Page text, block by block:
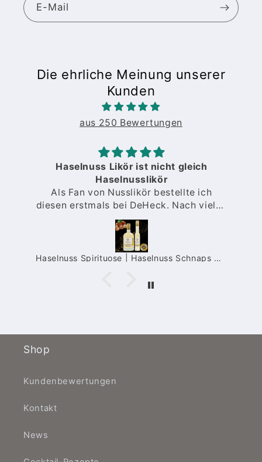
E-Mail
Die ehrliche Meinung unserer
Kunden
aus 250 Bewertungen
Haselnuss Likör ist nicht gleich
Haselnusslikör
Als Fan von Nusslikör bestellte ich
diesen erstmals bei DeHeck. Nach vielen
Proben anderer Sorten von
verschiedenen Anbietern stellte ich fest,
dass manche zu intensiv nach Nuss
schmecken, manche nur Nussbrände
Nusslikör exakt nach meinem
Haselnuss Spirituose | Haselnuss Schnaps mit intensivem Nuss-Geschmack | 35%
Shop
Kundenbewertungen
Kontakt
News